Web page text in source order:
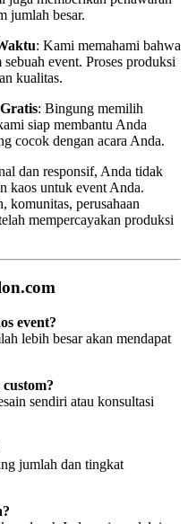
jumlah besar.
: Kami memahami bahwa
event. Proses produksi
kualitas.
: Bingung memilih
siap membantu Anda
cocok dengan acara Anda.
dan responsif, Anda tidak
kaos untuk event Anda.
komunitas, perusahaan
mempercayakan produksi
event?
lebih besar akan mendapat
sendiri atau konsultasi
jumlah dan tingkat